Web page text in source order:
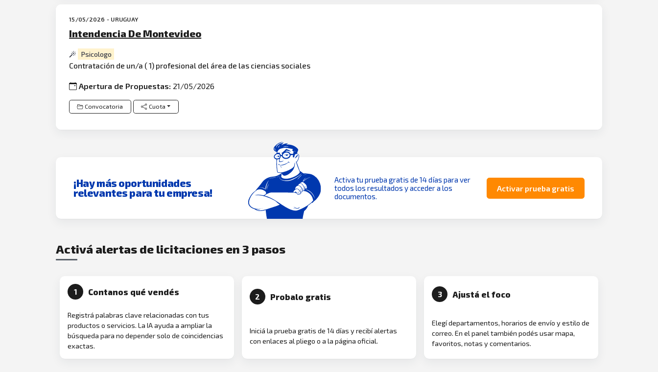
15/05/2026 - URUGUAY
Intendencia De Montevideo
Psicologo
Contratación de un/a ( 1) profesional del área de las ciencias sociales
Apertura de Propuestas: 21/05/2026
Convocatoria Cuota
¡Hay más oportunidades
relevantes para tu empresa!
Activa tu prueba gratis de 14 días para ver
todos los resultados y acceder a los
documentos.
Activar prueba gratis
Activá alertas de licitaciones en 3 pasos
1 Contanos qué vendés
Registrá palabras clave relacionadas con tus
productos o servicios. La IA ayuda a ampliar la
búsqueda para no depender solo de coincidencias
exactas.
2 Probalo gratis
Iniciá la prueba gratis de 14 días y recibí alertas
con enlaces al pliego o a la página oficial.
3 Ajustá el foco
Elegí departamentos, horarios de envío y estilo de
correo. En el panel también podés usar mapa,
favoritos, notas y comentarios.